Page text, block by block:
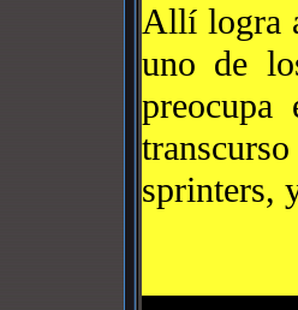
Allí logra
uno de
sprinters,